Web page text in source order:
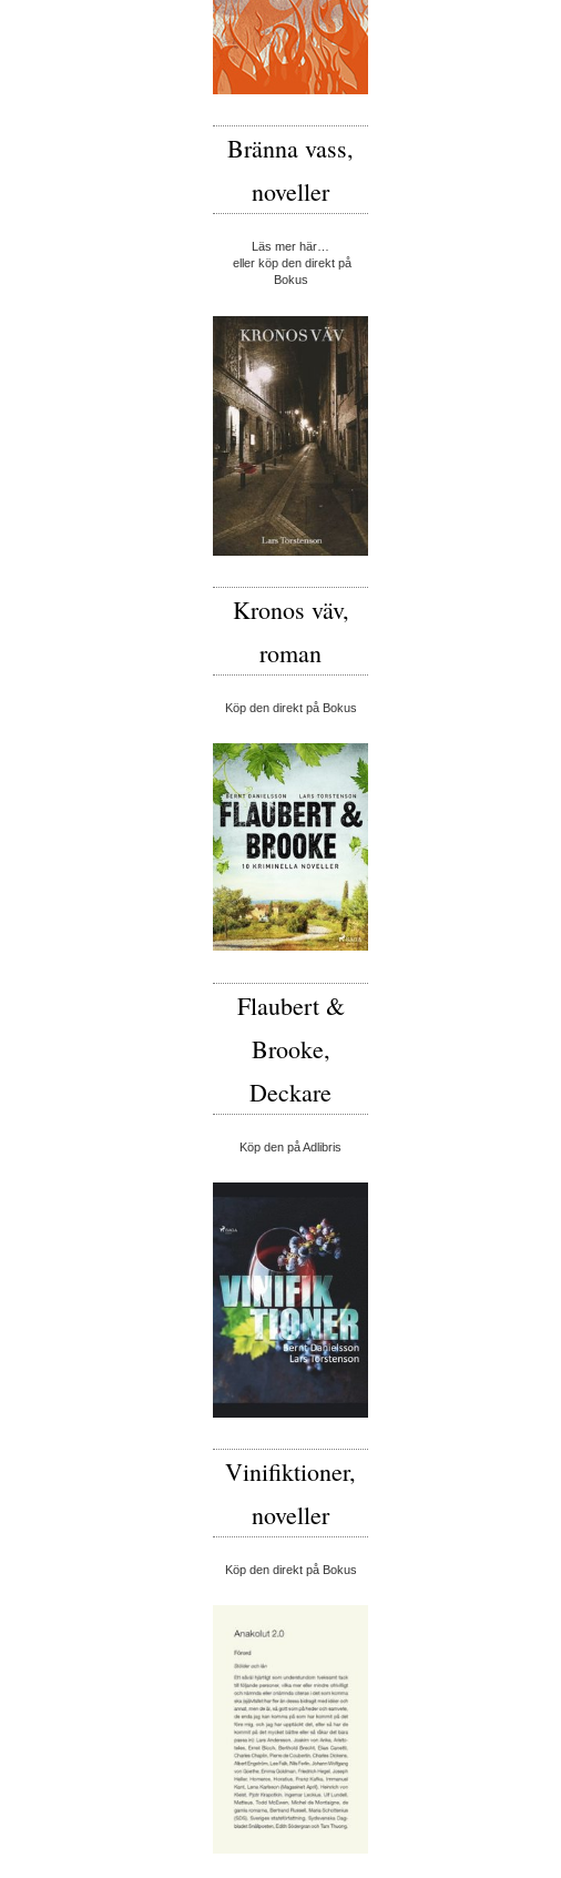
Bränna vass,
noveller
Läs mer här…
eller köp den direkt på
Bokus
Kronos väv,
roman
Köp den direkt på Bokus
Flaubert &
Brooke,
Deckare
Köp den på Adlibris
Vinifiktioner,
noveller
Köp den direkt på Bokus